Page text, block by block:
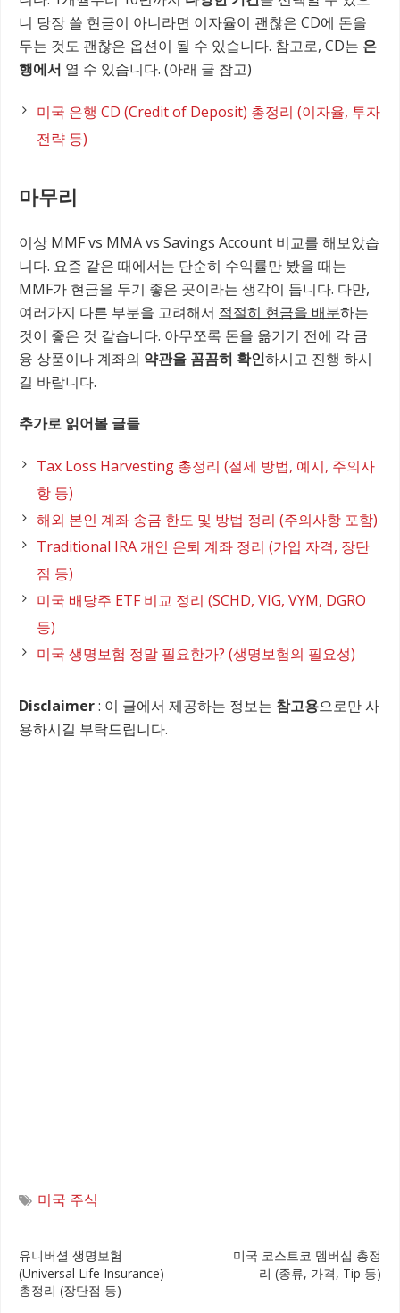
니 당장 쓸 현금이 아니라면 이자율이 괜찮은 CD에 돈을
두는 것도 괜찮은 옵션이 될 수 있습니다. 참고로, CD는 은
행에서 열 수 있습니다. (아래 글 참고)
미국 은행 CD (Credit of Deposit) 총정리 (이자율, 투자
전략 등)
마무리
이상 MMF vs MMA vs Savings Account 비교를 해보았습
니다. 요즘 같은 때에서는 단순히 수익률만 봤을 때는
MMF가 현금을 두기 좋은 곳이라는 생각이 듭니다. 다만,
여러가지 다른 부분을 고려해서 적절히 현금을 배분하는
것이 좋은 것 같습니다. 아무쪼록 돈을 옮기기 전에 각 금
융 상품이나 계좌의 약관을 꼼꼼히 확인하시고 진행 하시
길 바랍니다.
추가로 읽어볼 글들
Tax Loss Harvesting 총정리 (절세 방법, 예시, 주의사
항 등)
해외 본인 계좌 송금 한도 및 방법 정리 (주의사항 포함)
Traditional IRA 개인 은퇴 계좌 정리 (가입 자격, 장단
점 등)
미국 배당주 ETF 비교 정리 (SCHD, VIG, VYM, DGRO
등)
미국 생명보험 정말 필요한가? (생명보험의 필요성)
Disclaimer: 이 글에서 제공하는 정보는 참고용으로만 사
용하시길 부탁드립니다.
미국 주식
글
탐
유니버셜 생명보험
(Universal Life Insurance)
총정리 (장단점 등)
미국 코스트코 멤버십 총정
리 (종류, 가격, Tip 등)